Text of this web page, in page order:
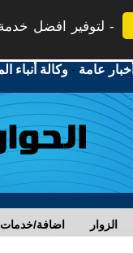
لتوفير افضل
أخبار عامة -وكالة أنباء
اضافة/خدمات الزوار